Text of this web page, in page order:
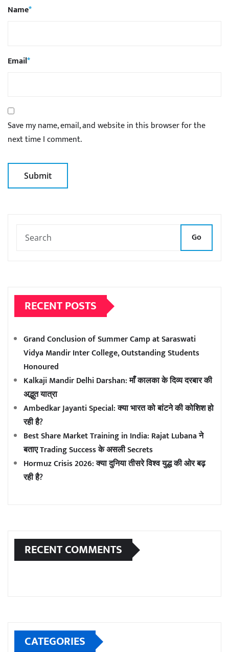
Name*
Email*
Save my name, email, and website in this browser for the
next time I comment.
Go
RECENT POSTS
Grand Conclusion of Summer Camp at Saraswati
Vidya Mandir Inter College, Outstanding Students
Honoured
Kalkaji Mandir Delhi Darshan: माँ कालका के दिव्य दरबार की
अद्भुत यात्रा
Ambedkar Jayanti Special: क्या भारत को बांटने की कोशिश हो
रही है?
Best Share Market Training in India: Rajat Lubana ने
बताए Trading Success के असली Secrets
Hormuz Crisis 2026: क्या दुनिया तीसरे विश्व युद्ध की ओर बढ़
रही है?
RECENT COMMENTS
CATEGORIES